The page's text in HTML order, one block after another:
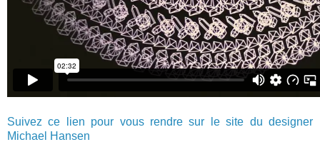
Suivez ce lien pour vous rendre sur le site du designer
Michael Hansen